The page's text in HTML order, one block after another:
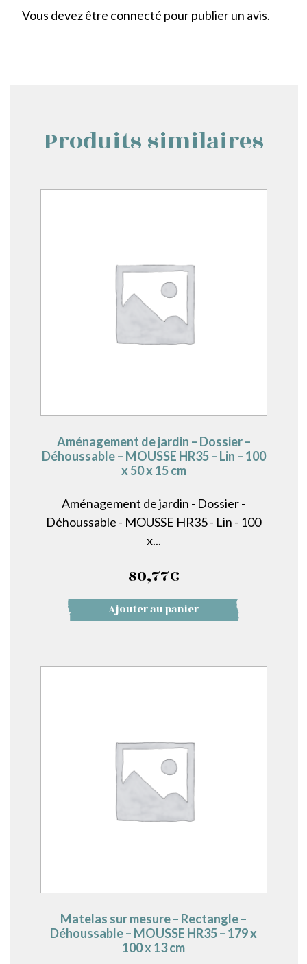
Vous devez être connecté pour publier un avis.
Produits similaires
Aménagement de jardin – Dossier –
Déhoussable – MOUSSE HR35 – Lin – 100
x 50 x 15 cm
Aménagement de jardin - Dossier -
Déhoussable - MOUSSE HR35 - Lin - 100
x...
80,77€
Ajouter au panier
Matelas sur mesure – Rectangle –
Déhoussable – MOUSSE HR35 – 179 x
100 x 13 cm